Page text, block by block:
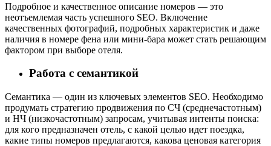
Подробное и качественное описание номеров — это
неотъемлемая часть успешного SEO. Включение
качественных фотографий, подробных характеристик и даже
наличия в номере фена или мини-бара может стать решающим
фактором при выборе отеля.
Работа с семантикой
Семантика — один из ключевых элементов SEO. Необходимо
продумать стратегию продвижения по СЧ (среднечастотным)
и НЧ (низкочастотным) запросам, учитывая интенты поиска:
для кого предназначен отель, с какой целью идет поездка,
какие типы номеров предлагаются, какова ценовая категория